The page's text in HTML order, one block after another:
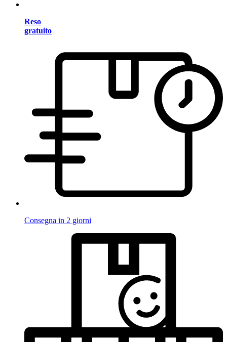
Reso
gratuito
Consegna in 2 giorni